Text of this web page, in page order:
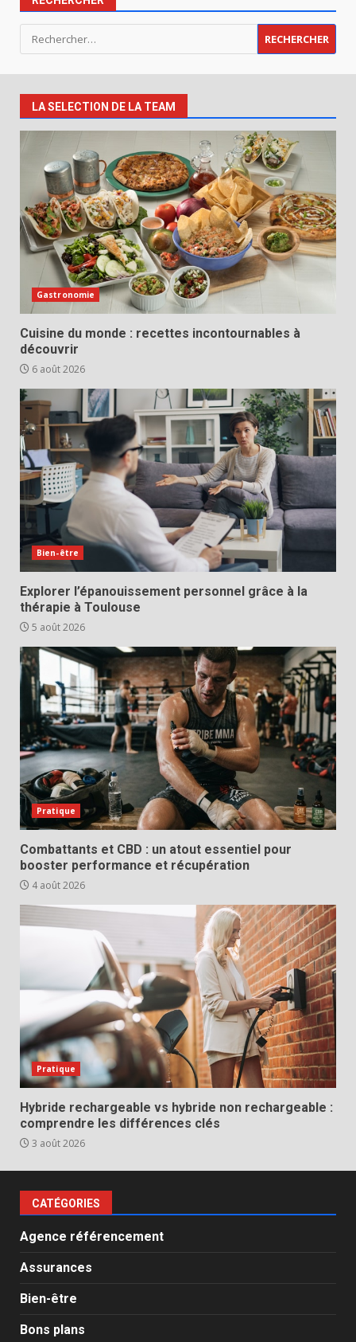
Rechercher :
LA SELECTION DE LA TEAM
Gastronomie
Cuisine du monde : recettes incontournables à
découvrir
6 août 2026
Bien-être
Explorer l’épanouissement personnel grâce à la
thérapie à Toulouse
5 août 2026
Pratique
Combattants et CBD : un atout essentiel pour
booster performance et récupération
4 août 2026
Pratique
Hybride rechargeable vs hybride non rechargeable :
comprendre les différences clés
3 août 2026
CATÉGORIES
Agence référencement
Assurances
Bien-être
Bons plans